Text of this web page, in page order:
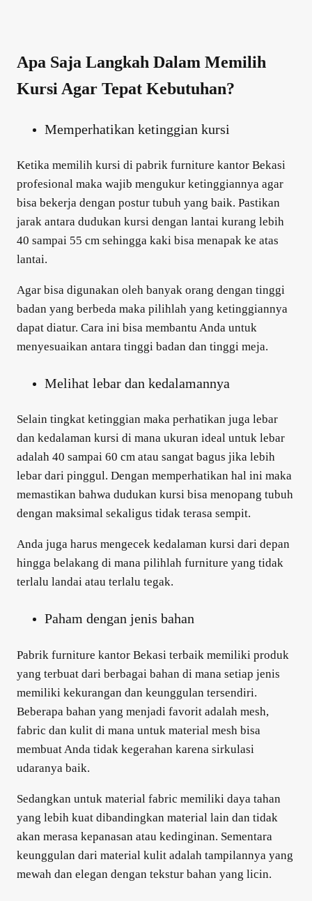
Apa Saja Langkah Dalam Memilih
Kursi Agar Tepat Kebutuhan?
Memperhatikan ketinggian kursi
Ketika memilih kursi di pabrik furniture kantor Bekasi
profesional maka wajib mengukur ketinggiannya agar
bisa bekerja dengan postur tubuh yang baik. Pastikan
jarak antara dudukan kursi dengan lantai kurang lebih
40 sampai 55 cm sehingga kaki bisa menapak ke atas
lantai.
Agar bisa digunakan oleh banyak orang dengan tinggi
badan yang berbeda maka pilihlah yang ketinggiannya
dapat diatur. Cara ini bisa membantu Anda untuk
menyesuaikan antara tinggi badan dan tinggi meja.
Melihat lebar dan kedalamannya
Selain tingkat ketinggian maka perhatikan juga lebar
dan kedalaman kursi di mana ukuran ideal untuk lebar
adalah 40 sampai 60 cm atau sangat bagus jika lebih
lebar dari pinggul. Dengan memperhatikan hal ini maka
memastikan bahwa dudukan kursi bisa menopang tubuh
dengan maksimal sekaligus tidak terasa sempit.
Anda juga harus mengecek kedalaman kursi dari depan
hingga belakang di mana pilihlah furniture yang tidak
terlalu landai atau terlalu tegak.
Paham dengan jenis bahan
Pabrik furniture kantor Bekasi terbaik memiliki produk
yang terbuat dari berbagai bahan di mana setiap jenis
memiliki kekurangan dan keunggulan tersendiri.
Beberapa bahan yang menjadi favorit adalah mesh,
fabric dan kulit di mana untuk material mesh bisa
membuat Anda tidak kegerahan karena sirkulasi
udaranya baik.
Sedangkan untuk material fabric memiliki daya tahan
yang lebih kuat dibandingkan material lain dan tidak
akan merasa kepanasan atau kedinginan. Sementara
keunggulan dari material kulit adalah tampilannya yang
mewah dan elegan dengan tekstur bahan yang licin.